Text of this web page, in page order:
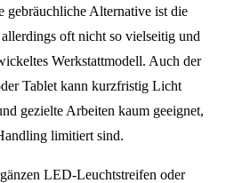
gebräuchliche Alternative ist die
oft nicht so vielseitig und
Werkstattmodell. Auch der
Tablet kann kurzfristig Licht
gezielte Arbeiten kaum geeignet,
limitiert sind.
LED-Leuchtstreifen oder